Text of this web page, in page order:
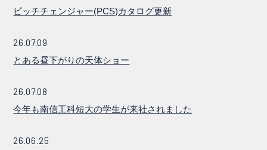
ピッチチェンジャー(PCS)カタログ更新
26.07.09
とある昼下がりの天体ショー
26.07.08
今年も南信工科短大の学生が来社されました
26.06.25